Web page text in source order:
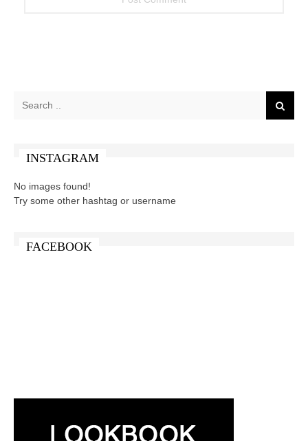
INSTAGRAM
No images found!
Try some other hashtag or username
FACEBOOK